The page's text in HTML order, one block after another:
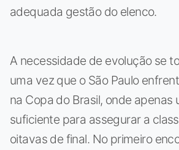
adequada gestão do elenco.
A necessidade de evolução se
uma vez que o São Paulo
na Copa do Brasil, onde apenas
suficiente para assegurar a
oitavas de final. No primeiro